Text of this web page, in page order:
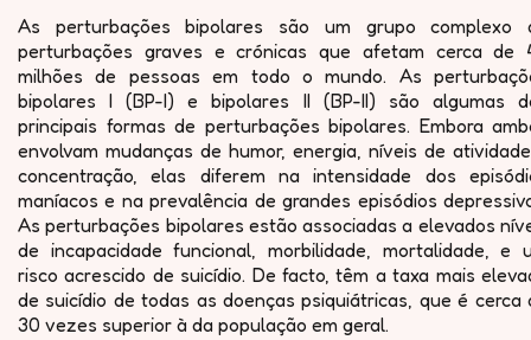
As perturbações bipolares são um grupo complexo
perturbações graves e crónicas que afetam cerca de
milhões de pessoas em todo o mundo. As
bipolares I (BP-I) e bipolares II (BP-II) são algumas
principais formas de perturbações bipolares. Embora
envolvam mudanças de humor, energia, níveis de
concentração, elas diferem na intensidade dos
maníacos e na prevalência de grandes episódios
As perturbações bipolares estão associadas a elevados
de incapacidade funcional, morbilidade, mortalidade, e
risco acrescido de suicídio. De facto, têm a taxa mais
de suicídio de todas as doenças psiquiátricas, que é cerca
30 vezes superior à da população em geral.